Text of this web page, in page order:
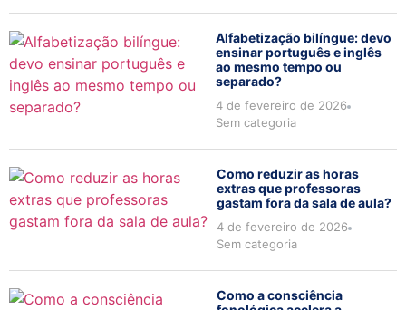
Alfabetização bilíngue: devo
ensinar português e inglês
ao mesmo tempo ou
separado?
4 de fevereiro de 2026
Sem categoria
Como reduzir as horas
extras que professoras
gastam fora da sala de aula?
4 de fevereiro de 2026
Sem categoria
Como a consciência